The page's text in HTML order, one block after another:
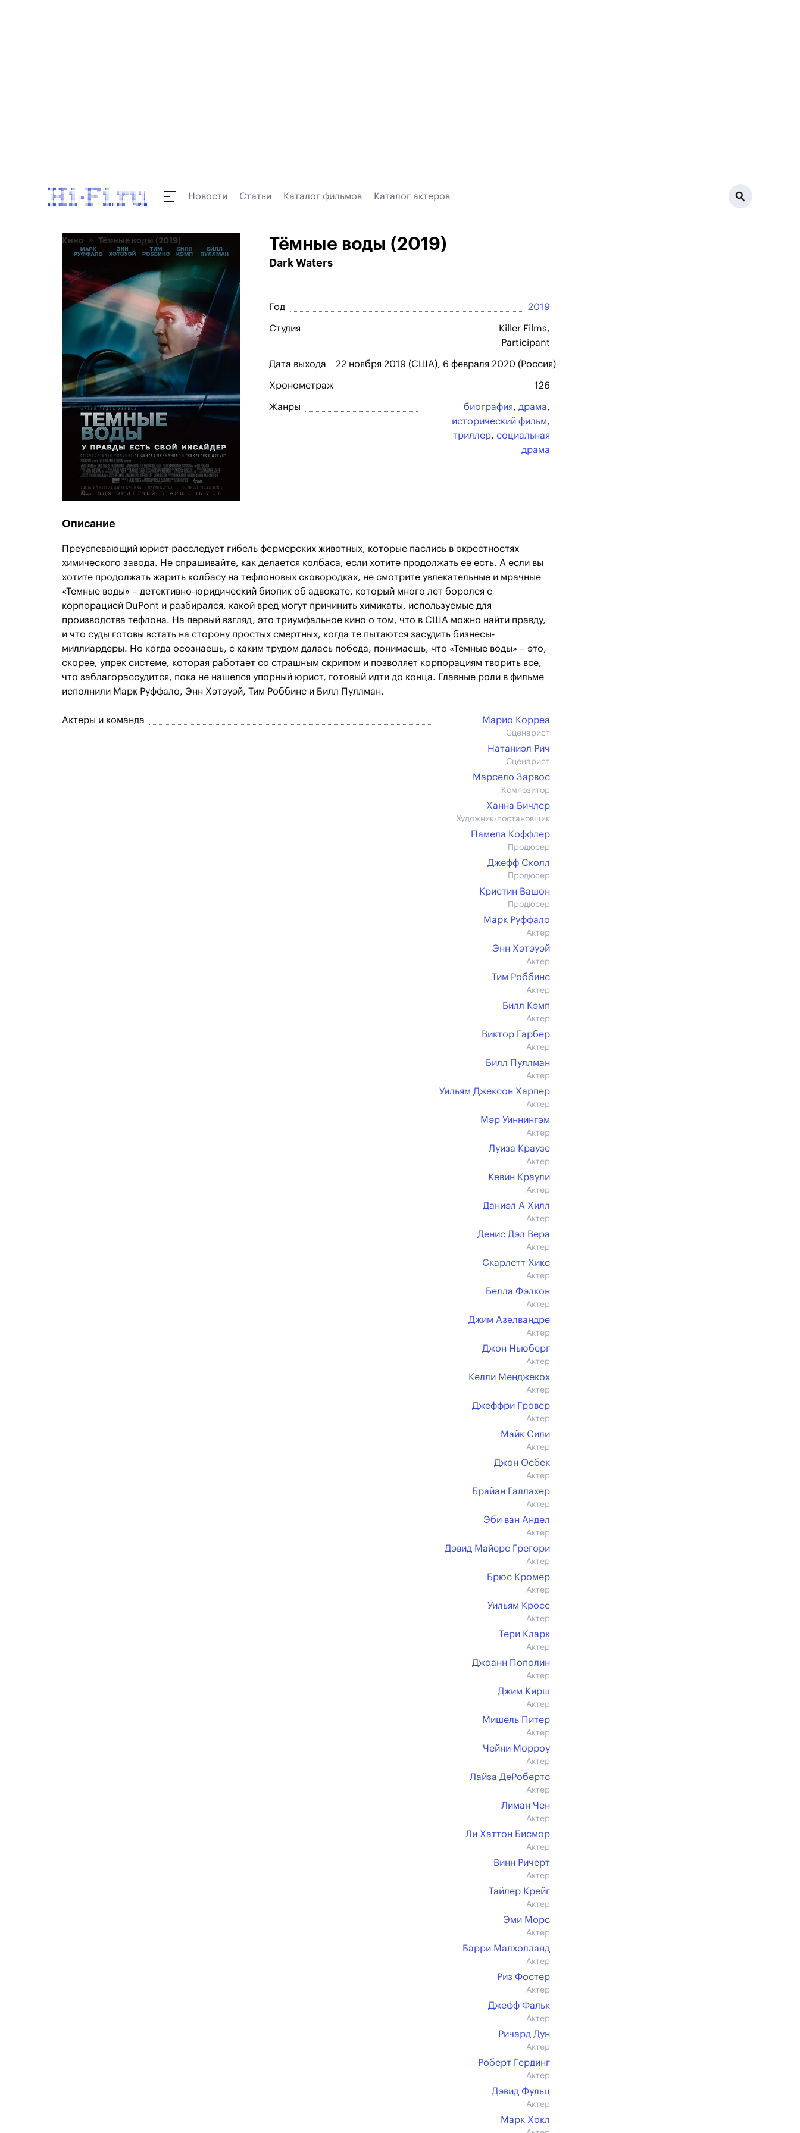
Новости Статьи Каталог фильмов Каталог актеров
Кино Тёмные воды (2019) Тёмные воды (2019)
Dark Waters
Год 2019
Студия
Killer Films,
Participant
Дата выхода 22 ноября 2019 (США), 6 февраля 2020 (Россия)
Хронометраж 126
Жанры биография, драма,
исторический фильм,
триллер, социальная
драма
Описание
Преуспевающий юрист расследует гибель фермерских животных, которые паслись в окрестностях
химического завода. Не спрашивайте, как делается колбаса, если хотите продолжать ее есть. А если вы
хотите продолжать жарить колбасу на тефлоновых сковородках, не смотрите увлекательные и мрачные
«Темные воды» – детективно-юридический биопик об адвокате, который много лет боролся с
корпорацией DuPont и разбирался, какой вред могут причинить химикаты, используемые для
производства тефлона. На первый взгляд, это триумфальное кино о том, что в США можно найти правду,
и что суды готовы встать на сторону простых смертных, когда те пытаются засудить бизнесы-
миллиардеры. Но когда осознаешь, с каким трудом далась победа, понимаешь, что «Темные воды» – это,
скорее, упрек системе, которая работает со страшным скрипом и позволяет корпорациям творить все,
что заблагорассудится, пока не нашелся упорный юрист, готовый идти до конца. Главные роли в фильме
исполнили Марк Руффало, Энн Хэтэуэй, Тим Роббинс и Билл Пуллман.
Актеры и команда Марио Корреа
Сценарист
Натаниэл Рич
Сценарист
Марсело Зарвос
Композитор
Ханна Бичлер
Художник-постановщик
Памела Коффлер
Продюсер
Джефф Сколл
Продюсер
Кристин Вашон
Продюсер
Марк Руффало
Актер
Энн Хэтэуэй
Актер
Тим Роббинс
Актер
Билл Кэмп
Актер
Виктор Гарбер
Актер
Билл Пуллман
Актер
Уильям Джексон Харпер
Актер
Мэр Уиннингэм
Актер
Луиза Краузе
Актер
Кевин Краули
Актер
Даниэл А Хилл
Актер
Денис Дэл Вера
Актер
Скарлетт Хикс
Актер
Белла Фэлкон
Актер
Джим Азелвандре
Актер
Джон Ньюберг
Актер
Келли Менджекох
Актер
Джеффри Гровер
Актер
Майк Сили
Актер
Джон Осбек
Актер
Брайан Галлахер
Актер
Эби ван Андел
Актер
Дэвид Майерс Грегори
Актер
Брюс Кромер
Актер
Уильям Кросс
Актер
Тери Кларк
Актер
Джоанн Пополин
Актер
Джим Кирш
Актер
Мишель Питер
Актер
Чейни Морроу
Актер
Лайза ДеРобертс
Актер
Лиман Чен
Актер
Ли Хаттон Бисмор
Актер
Винн Ричерт
Актер
Тайлер Крейг
Актер
Эми Морс
Актер
Барри Малхолланд
Актер
Риз Фостер
Актер
Джефф Фальк
Актер
Ричард Дун
Актер
Роберт Гердинг
Актер
Дэвид Фульц
Актер
Марк Хокл